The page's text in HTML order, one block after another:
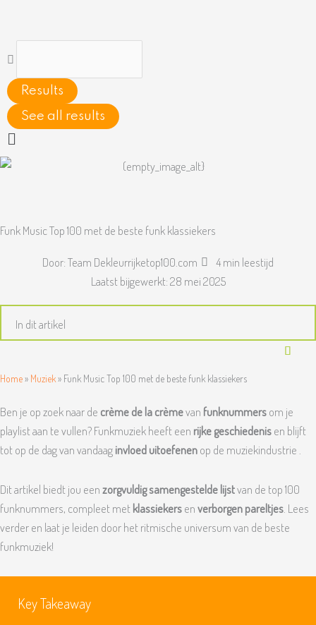
inhoud
Main
Menu
...
Results
See all results
Funk Music Top 100 met de beste funk klassiekers
Door:Team Dekleurrijketop100.com
4 min leestijd
Laatst bijgewerkt:28 mei 2025
In dit artikel
Home» Muziek» Funk Music Top 100 met de beste funk klassiekers
Ben je op zoek naar de crème de la crèmevan funknummersom je
playlist aan te vullen? Funkmuziek heeft een rijke geschiedenisen blijft
tot op de dag van vandaaginvloed uitoefenenop de muziekindustrie .
Dit artikel biedt jou eenzorgvuldig samengestelde lijstvan de top 100
funknummers, compleet metklassiekersenverborgen pareltjes . Lees
verder en laat je leiden door het ritmische universum van de beste
funkmuziek!
Key Takeaway